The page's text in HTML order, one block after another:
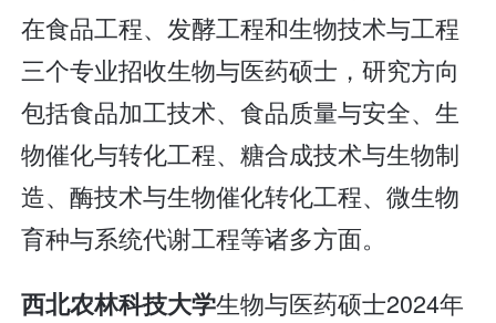
在食品工程、发酵工程和生物技术与工程
三个专业招收生物与医药硕士，研究方向
包括食品加工技术、食品质量与安全、生
物催化与转化工程、糖合成技术与生物制
造、酶技术与生物催化转化工程、微生物
育种与系统代谢工程等诸多方面。
西北农林科技大学生物与医药硕士2024年